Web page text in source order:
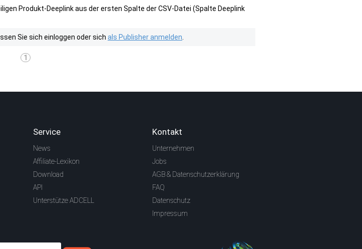
Produkt-Deeplink aus der ersten Spalte der CSV-Datei (Spalte Deeplink
Sie sich einloggen oder sich als Publisher anmelden
1
Service
News
Affiliate-Lexikon
Download
API
Unterstütze ADCELL
Kontakt
Unternehmen
Jobs
AGB & Datenschutzerklärung
FAQ
Datenschutz
Impressum